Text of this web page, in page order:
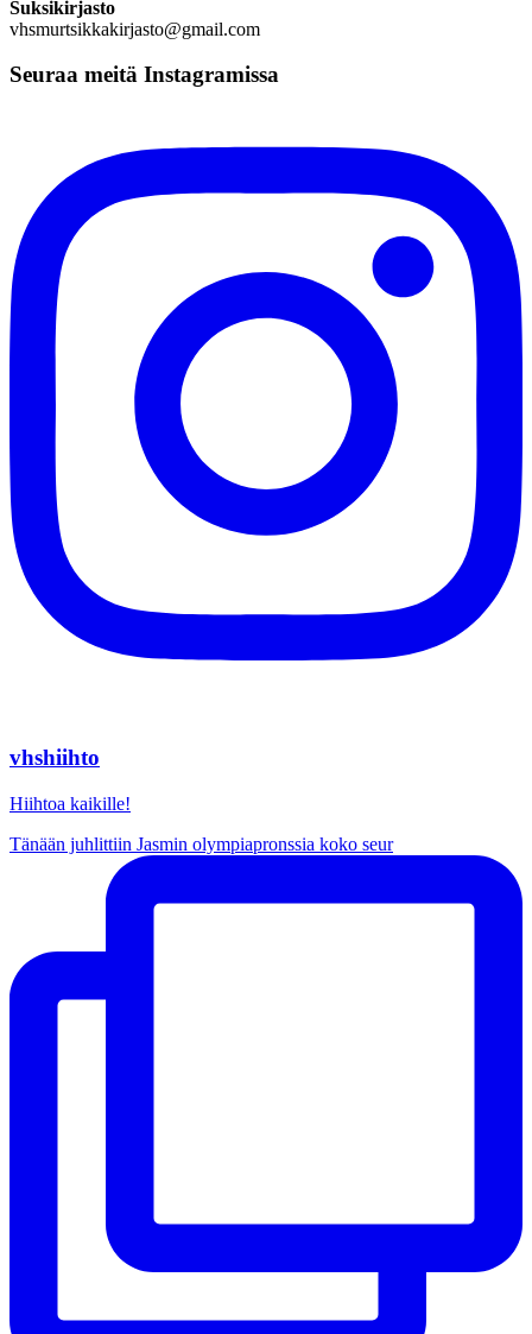
Suksikirjasto
vhsmurtsikkakirjasto@gmail.com
Seuraa meitä Instagramissa
vhshiihto
Hiihtoa kaikille!
Tänään juhlittiin Jasmin olympiapronssia koko seur